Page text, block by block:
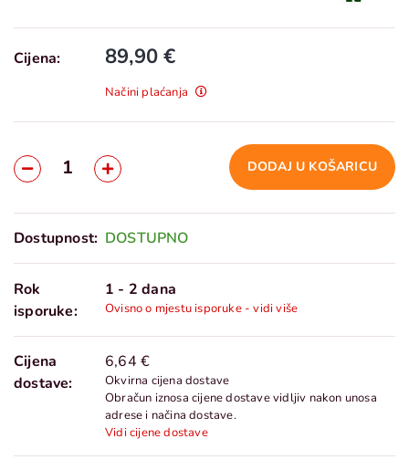
Cijena: 89,90 €
Načini plaćanja
DODAJ U KOŠARICU
Dostupnost: DOSTUPNO
Rok
isporuke:
1 - 2 dana
Ovisno o mjestu isporuke - vidi više
Cijena
dostave:
6,64 €
Okvirna cijena dostave
Obračun iznosa cijene dostave vidljiv nakon unosa
adrese i načina dostave.
Vidi cijene dostave